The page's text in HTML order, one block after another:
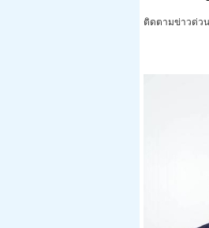
ติดตามข่าวด่วน